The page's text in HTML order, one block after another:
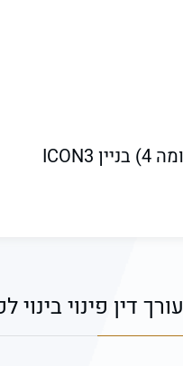
עורך דין פינוי בינוי